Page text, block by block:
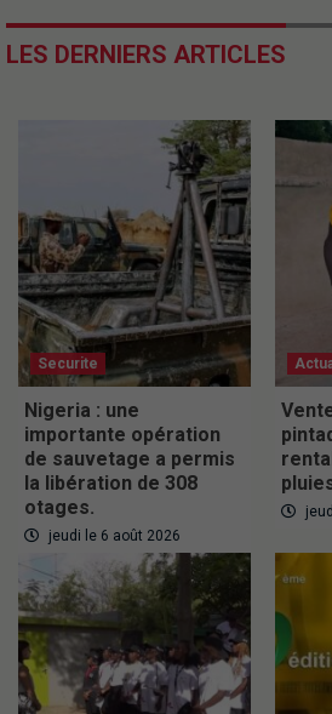
LES DERNIERS ARTICLES
Securite
Nigeria : une
importante opération
de sauvetage a permis
la libération de 308
otages.
jeudi le 6 août 2026